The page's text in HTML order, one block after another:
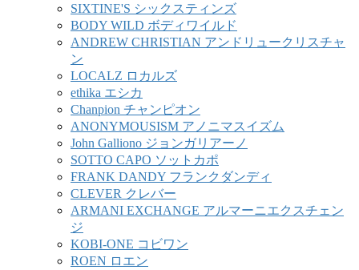
SIXTINE'S シックスティンズ
BODY WILD ボディワイルド
ANDREW CHRISTIAN アンドリュークリスチャ
ン
LOCALZ ロカルズ
ethika エシカ
Chanpion チャンピオン
ANONYMOUSISM アノニマスイズム
John Galliono ジョンガリアーノ
SOTTO CAPO ソットカポ
FRANK DANDY フランクダンディ
CLEVER クレバー
ARMANI EXCHANGE アルマーニエクスチェン
ジ
KOBI-ONE コビワン
ROEN ロエン